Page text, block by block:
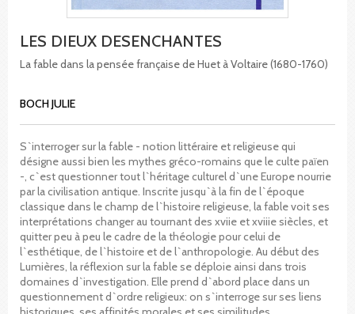
LES DIEUX DESENCHANTES
La fable dans la pensée française de Huet à Voltaire (1680-1760)
BOCH JULIE
S`interroger sur la fable - notion littéraire et religieuse qui
désigne aussi bien les mythes gréco-romains que le culte païen
-, c`est questionner tout l`héritage culturel d`une Europe nourrie
par la civilisation antique. Inscrite jusqu`à la fin de l`époque
classique dans le champ de l`histoire religieuse, la fable voit ses
interprétations changer au tournant des xviie et xviiie siècles, et
quitter peu à peu le cadre de la théologie pour celui de
l`esthétique, de l`histoire et de l`anthropologie. Au début des
Lumières, la réflexion sur la fable se déploie ainsi dans trois
domaines d`investigation. Elle prend d`abord place dans un
questionnement d`ordre religieux: on s`interroge sur ses liens